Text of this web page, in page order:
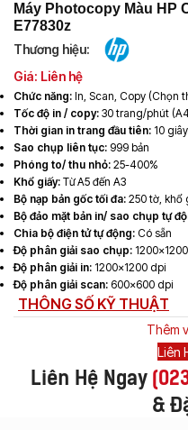
Máy Photocopy Màu HP
E77830z
Thương hiệu:
Giá: Liên hệ
Chức năng: In, Scan, Copy (Chọn
Tốc độ in / copy: 30 trang/phút
Thời gian in trang đầu tiên: 10 giây.
Sao chụp liên tục: 999 bản
Phóng to/ thu nhỏ: 25-400%
Khổ giấy: Từ A5 đến A3
Bộ nạp bản gốc tối đa: 250 tờ, khổ
Bộ đảo mặt bản in/ sao chụp tự
Chia bộ điện tử tự động: Có sẵn
Độ phân giải sao chụp:
Độ phân giải in: 1200×1200 dpi
Độ phân giải scan: 600×600 dpi
THÔNG SỐ KỸ THUẬT
Thêm
Liên
Liên Hệ Ngay (
&